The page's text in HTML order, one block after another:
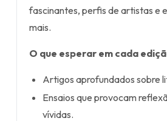
fascinantes, perfis de artistas e
mais.
O que esperar em cada
Artigos aprofundados sobre
Ensaios que provocam
vívidas.